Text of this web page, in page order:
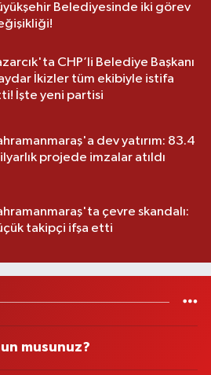
Belediyesinde iki görev
CHP’li Belediye Başkanı
İkizler tüm ekibiyle istifa
İşte yeni partisi
dev yatırım: 83.4
projede imzalar atıldı
çevre skandalı:
takipçi ifşa etti
musunuz?